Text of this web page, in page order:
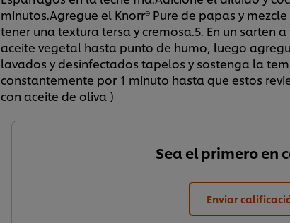
minutos.Agregue el Knorr® Pure de papas y
tener una textura tersa y cremosa.5. En un sarten
aceite vegetal hasta punto de humo, luego
lavados y desinfectados tapelos y sostenga la
constantemente por 1 minuto hasta que estos
con aceite de oliva )
Sea el primero en
Enviar